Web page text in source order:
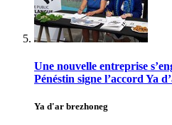
Une nouvelle entreprise
Pénéstin signe l’accord Ya
Ya d'ar brezhoneg